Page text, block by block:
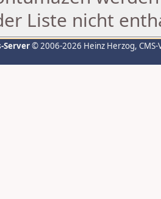
Liste nicht
Server© 2006-2026 Heinz Herzog,